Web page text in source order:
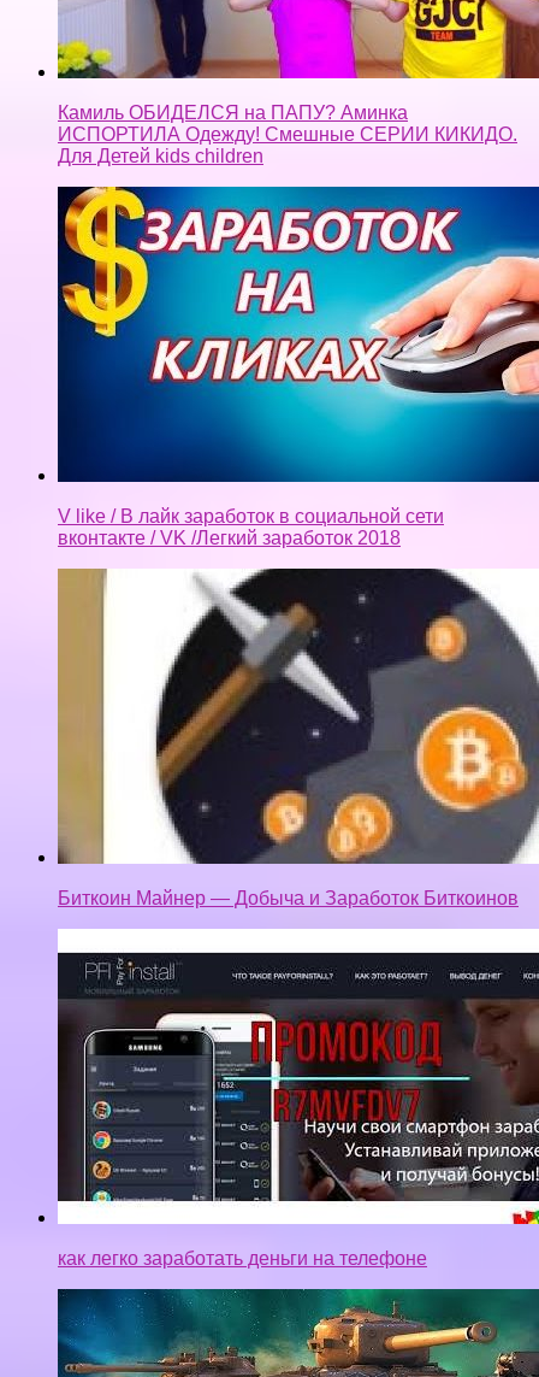
Камиль ОБИДЕЛСЯ на ПАПУ? Аминка
ИСПОРТИЛА Одежду! Смешные СЕРИИ КИКИДО.
Для Детей kids children
V like / В лайк заработок в социальной сети
вконтакте / VK /Легкий заработок 2018
Биткоин Майнер — Добыча и Заработок Биткоинов
как легко заработать деньги на телефоне